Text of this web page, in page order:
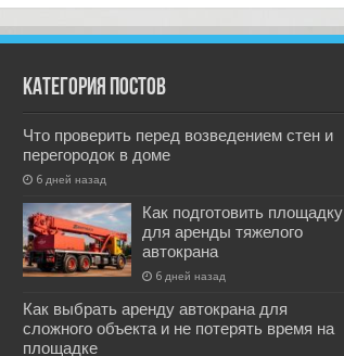
Категория постов
Что проверить перед возведением стен и
перегородок в доме
6 дней назад
Как подготовить площадку
для аренды тяжелого
автокрана
6 дней назад
Как выбрать аренду автокрана для
сложного объекта и не потерять время на
площадке